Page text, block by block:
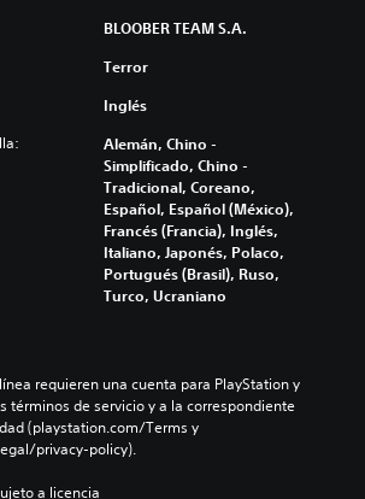
BLOOBER TEAM S.A.
Terror
Inglés
Alemán, Chino -
Simplificado, Chino -
Tradicional, Coreano,
Español, Español (México),
Francés (Francia), Inglés,
Italiano, Japonés, Polaco,
Portugués (Brasil), Ruso,
Turco, Ucraniano
requieren una cuenta para PlayStation y
términos de servicio y a la correspondiente
(playstation.com/Terms y
privacy-policy).
a licencia